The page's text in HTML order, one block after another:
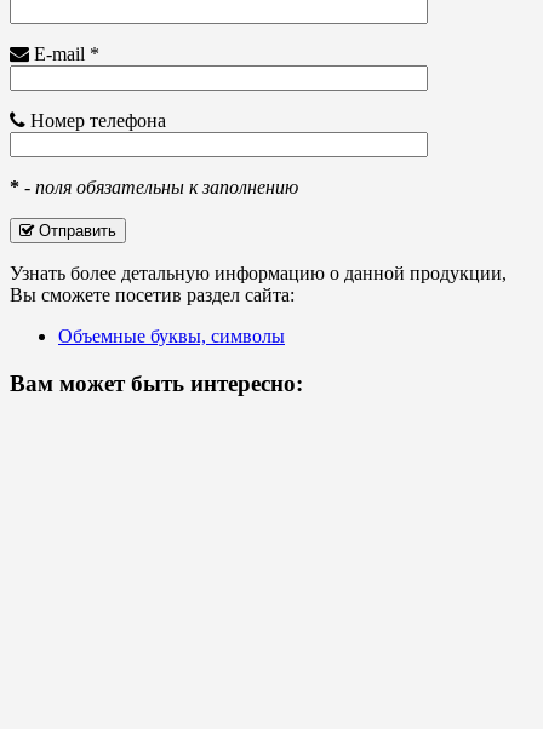
E-mail *
Номер телефона
* - поля обязательны к заполнению
Отправить
Узнать более детальную информацию о данной продукции,
Вы сможете посетив раздел сайта:
Объемные буквы, символы
Вам может быть интересно: